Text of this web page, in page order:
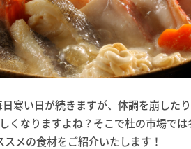
寒い日が続きますが、体調を崩した
くなりますよね？そこで杜の市場では
スメの食材をご紹介いたします！